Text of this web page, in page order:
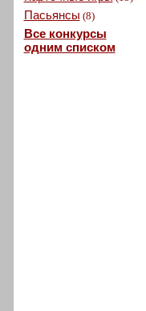
Пасьянсы (8)
Все конкурсы
одним списком